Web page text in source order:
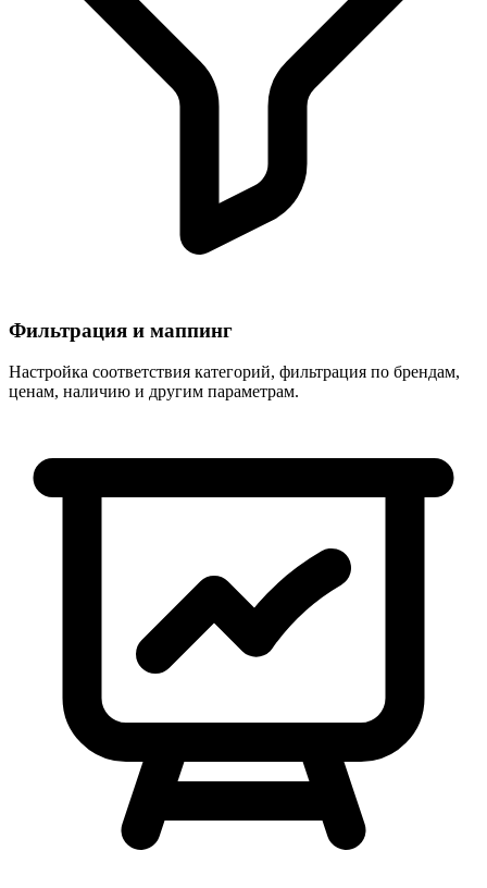
Фильтрация и маппинг
Настройка соответствия категорий, фильтрация по брендам,
ценам, наличию и другим параметрам.